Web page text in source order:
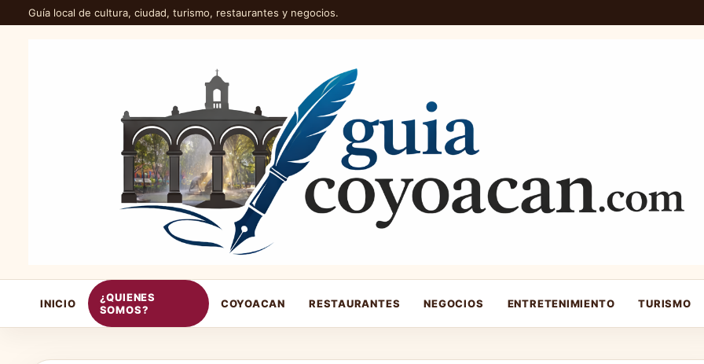
Guía local de cultura, ciudad, turismo, restaurantes y negocios.
INICIO
¿QUIENES
SOMOS?
COYOACAN RESTAURANTES NEGOCIOS ENTRETENIMIENTO TURISMO